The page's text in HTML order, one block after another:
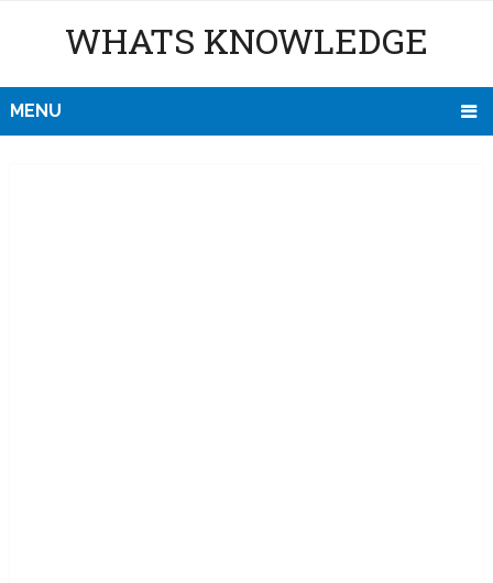
WHATS KNOWLEDGE
MENU